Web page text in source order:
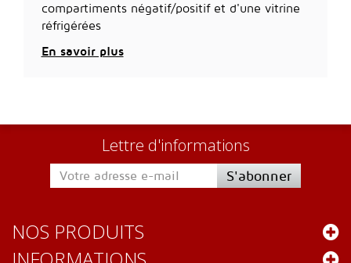
compartiments négatif/positif et d'une vitrine
réfrigérées
En savoir plus
Lettre d'informations
S'abonner
NOS PRODUITS